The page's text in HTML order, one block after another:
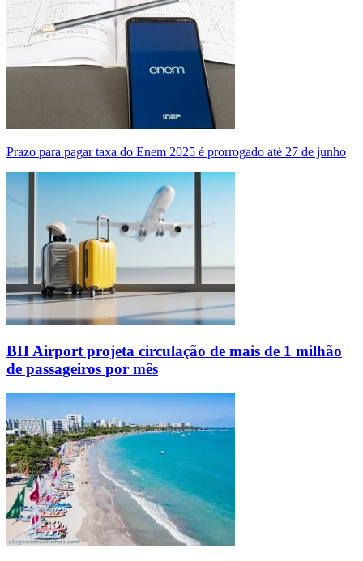
Prazo para pagar taxa do Enem 2025 é prorrogado até 27 de junho
BH Airport projeta circulação de mais de 1 milhão
de passageiros por mês